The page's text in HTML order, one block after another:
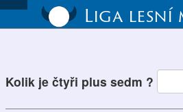
Liga
Kolik je čtyři plus sedm ?